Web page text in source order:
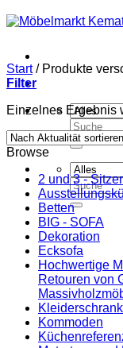
Zum
Inhalt
Suchen
nach:
Suchen
nach:
Start /Produkte
Filter
Einzelnes Ergebnis
Browse
2 und 3 - Sitzer
Betten
BIG - SOFA
Dekoration
Ecksofa
Hochwertige
Retouren von
Kleiderschrank
Kommoden